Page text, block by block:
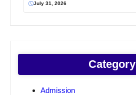
July 31, 2026
Category
Admission